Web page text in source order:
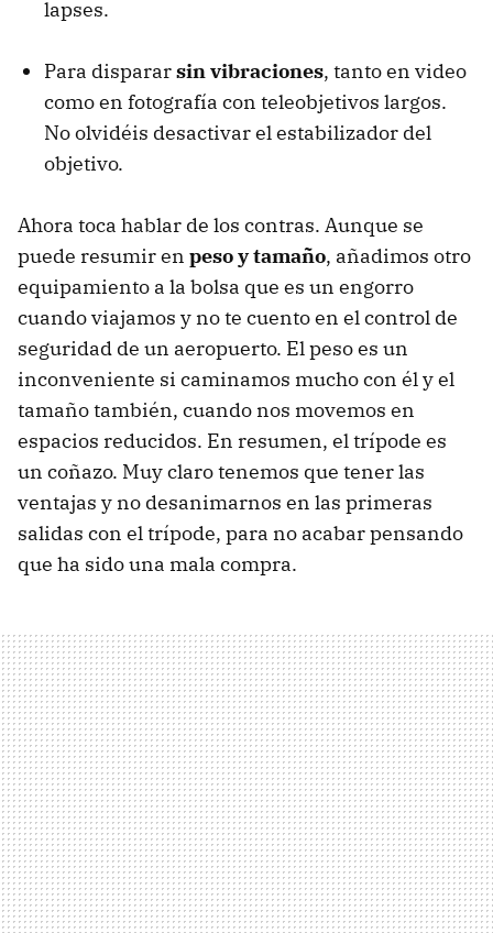
lapses.
Para dispararsin vibraciones, tanto en video
como en fotografía con teleobjetivos largos.
No olvidéis desactivar el estabilizador del
objetivo.
Ahora toca hablar de los contras. Aunque se
puede resumir en peso y tamaño, añadimos otro
equipamiento a la bolsa que es un engorro
cuando viajamos y no te cuento en el control de
seguridad de un aeropuerto. El peso es un
inconveniente si caminamos mucho con él y el
tamaño también, cuando nos movemos en
espacios reducidos. En resumen, el trípode es
un coñazo. Muy claro tenemos que tener las
ventajas y no desanimarnos en las primeras
salidas con el trípode, para no acabar pensando
que ha sido una mala compra.